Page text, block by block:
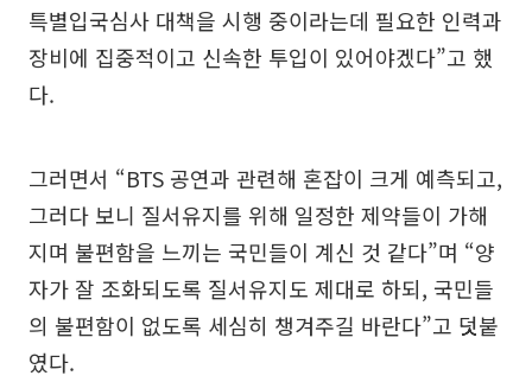
특별입국심사 대책을 시행 중이라는데 필요한 인력과
장비에 집중적이고 신속한 투입이 있어야겠다”고 했
다.
그러면서 “BTS 공연과 관련해 혼잡이 크게 예측되고,
그러다 보니 질서유지를 위해 일정한 제약들이 가해
지며 불편함을 느끼는 국민들이 계신 것 같다”며 “양
자가 잘 조화되도록 질서유지도 제대로 하되, 국민들
의 불편함이 없도록 세심히 챙겨주길 바란다”고 덧붙
였다.